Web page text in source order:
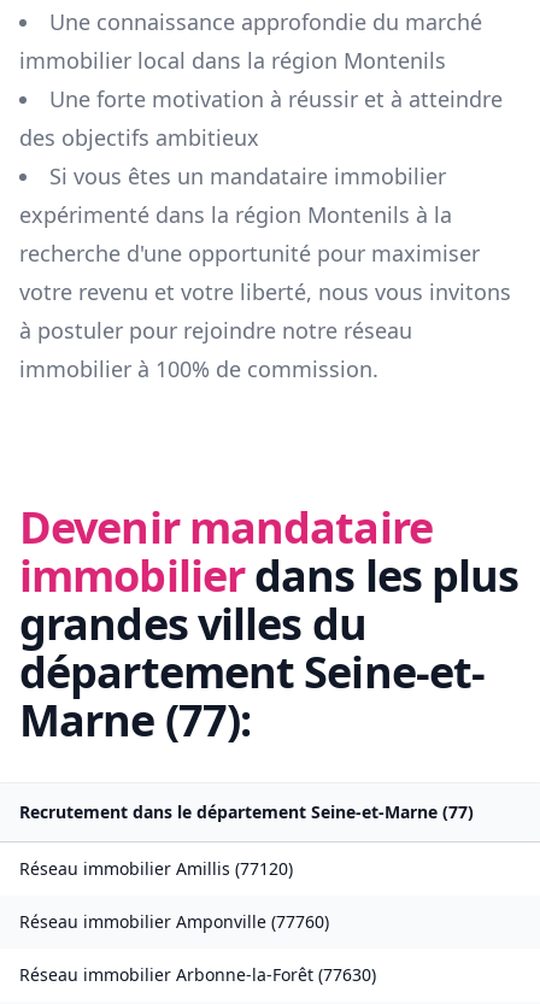
Une connaissance approfondie du marché
immobilier local dans la région Montenils
Une forte motivation à réussir et à atteindre
des objectifs ambitieux
Si vous êtes un mandataire immobilier
expérimenté dans la région Montenils à la
recherche d'une opportunité pour maximiser
votre revenu et votre liberté, nous vous invitons
à postuler pour rejoindre notre réseau
immobilier à 100% de commission.
Devenir mandataire
immobilierdans les plus
grandes villes du
départementSeine-et-
Marne (77):
Recrutement dans le département Seine-et-Marne (77)
Réseau immobilier Amillis (77120)
Réseau immobilier Amponville (77760)
Réseau immobilier Arbonne-la-Forêt (77630)